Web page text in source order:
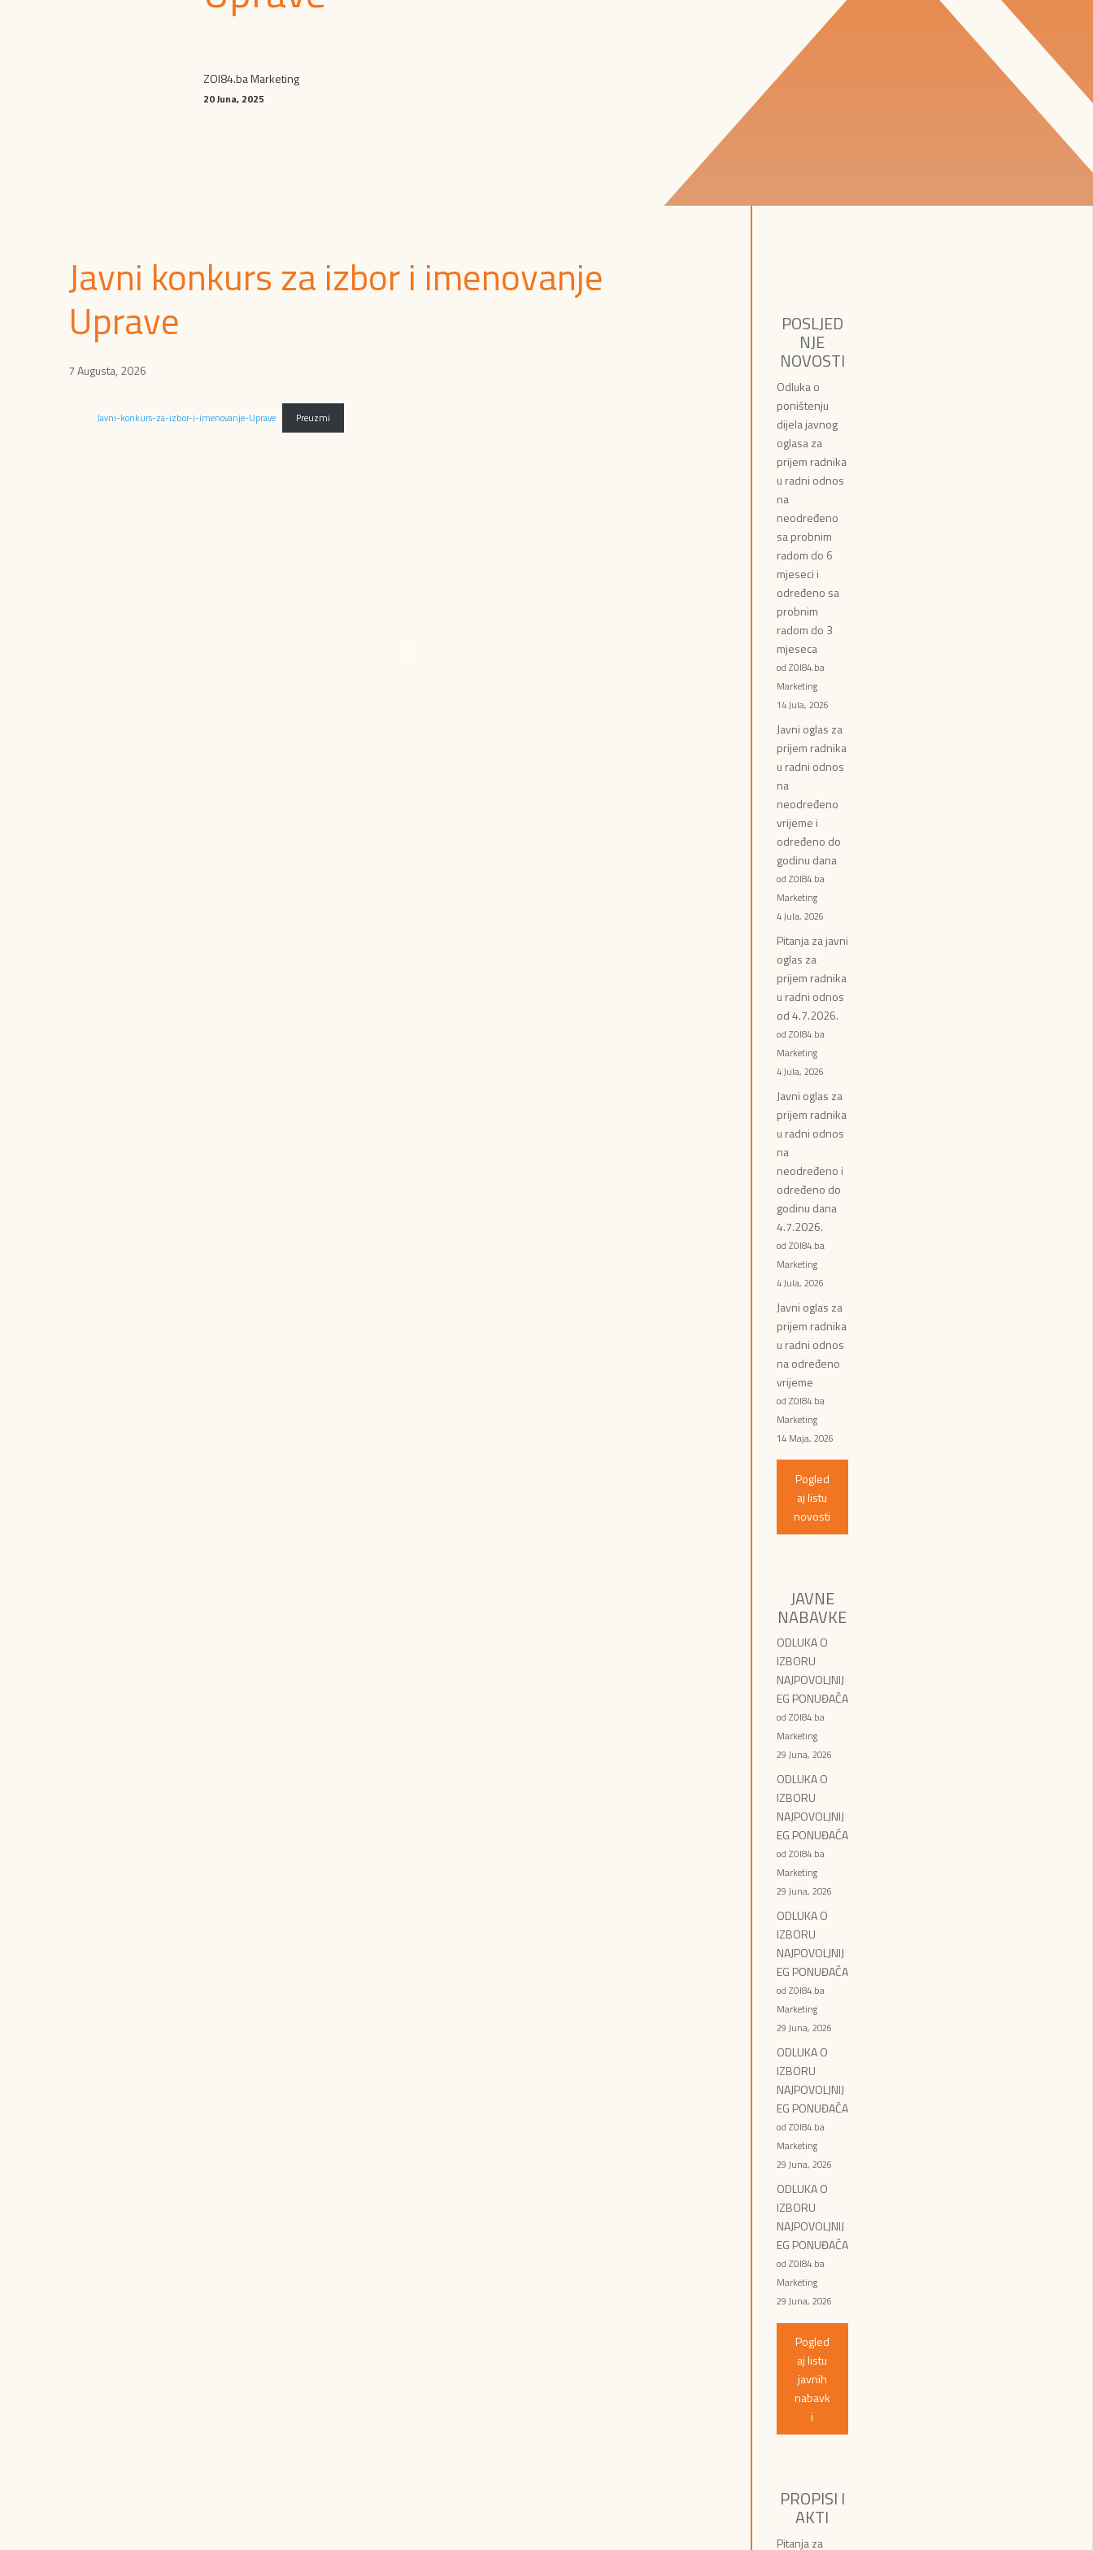
ZOI84.ba Marketing
20 Juna, 2025
Javni konkurs za izbor i imenovanje
Uprave
7 Augusta, 2026
Javni-konkurs-za-izbor-i-imenovanje-Uprave Preuzmi
POSLJED
NJE
NOVOSTI
Odluka o
poništenju
dijela javnog
oglasa za
prijem radnika
u radni odnos
na
neodređeno
sa probnim
radom do 6
mjeseci i
određeno sa
probnim
radom do 3
mjeseca
od ZOI84.ba
Marketing
14 Jula, 2026
Javni oglas za
prijem radnika
u radni odnos
na
neodređeno
vrijeme i
određeno do
godinu dana
od ZOI84.ba
Marketing
4 Jula, 2026
Pitanja za javni
oglas za
prijem radnika
u radni odnos
od 4.7.2026.
od ZOI84.ba
Marketing
4 Jula, 2026
Javni oglas za
prijem radnika
u radni odnos
na
neodređeno i
određeno do
godinu dana
4.7.2026.
od ZOI84.ba
Marketing
4 Jula, 2026
Javni oglas za
prijem radnika
u radni odnos
na određeno
vrijeme
od ZOI84.ba
Marketing
14 Maja, 2026
Pogled
aj listu
novosti
JAVNE
NABAVKE
ODLUKA O
IZBORU
NAJPOVOLJNIJ
EG PONUĐAČA
od ZOI84.ba
Marketing
29 Juna, 2026
ODLUKA O
IZBORU
NAJPOVOLJNIJ
EG PONUĐAČA
od ZOI84.ba
Marketing
29 Juna, 2026
ODLUKA O
IZBORU
NAJPOVOLJNIJ
EG PONUĐAČA
od ZOI84.ba
Marketing
29 Juna, 2026
ODLUKA O
IZBORU
NAJPOVOLJNIJ
EG PONUĐAČA
od ZOI84.ba
Marketing
29 Juna, 2026
ODLUKA O
IZBORU
NAJPOVOLJNIJ
EG PONUĐAČA
od ZOI84.ba
Marketing
29 Juna, 2026
Pogled
aj listu
javnih
nabavk
i
PROPISI I
AKTI
Pitanja za